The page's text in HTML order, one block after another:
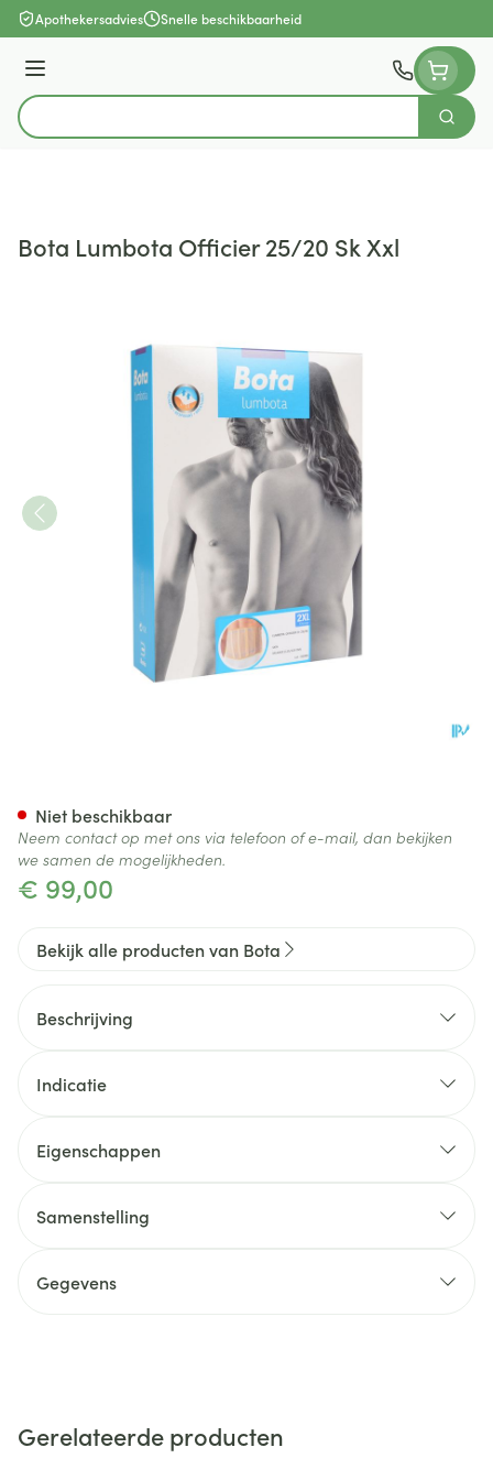
Ga naar de inhoud
Apothekersadvies Snelle beschikbaarheid
Menu
Product, merk, categorie...
Zoek
Bota Lumbota Officier 25/20 Sk Xxl
€ 99,00
Niet beschikbaar
Neem contact op met ons via telefoon of e-mail, dan bekijken
we samen de mogelijkheden.
Bekijk alle producten van Bota
Beschrijving
Indicatie
Eigenschappen
Samenstelling
Gegevens
Gerelateerde producten